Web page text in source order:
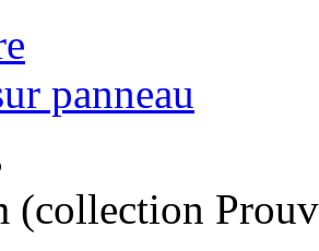
panneau
(collection